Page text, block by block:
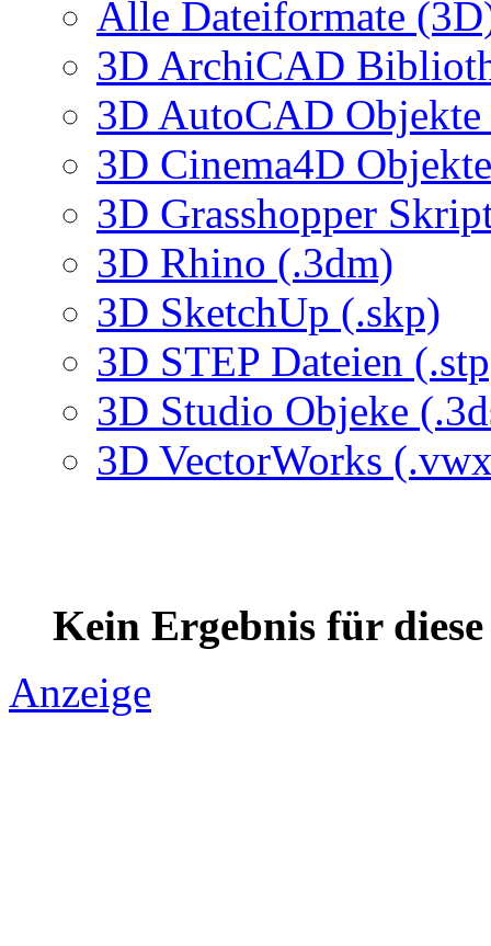
Alle Dateiformate
3D ArchiCAD
3D AutoCAD
3D Cinema4D
3D Grasshopper
3D Rhino (.3dm)
3D SketchUp (.skp)
3D STEP Dateien
3D Studio Objeke
3D VectorWorks
Kein Ergebnis für
Anzeige